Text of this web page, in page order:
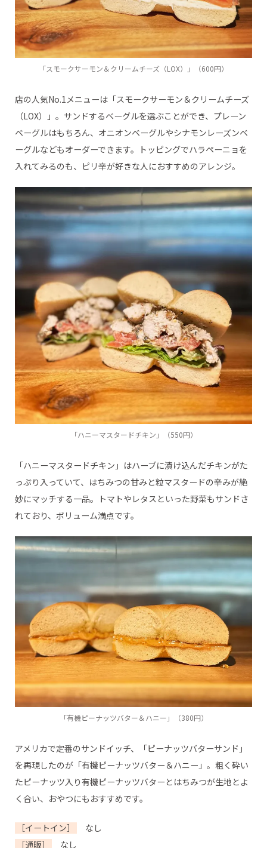
「スモークサーモン＆クリームチーズ（LOX）」（600円）
店の人気No.1メニューは「スモークサーモン＆クリームチーズ
（LOX）」。サンドするベーグルを選ぶことができ、プレーン
ベーグルはもちろん、オニオンベーグルやシナモンレーズンベ
ーグルなどもオーダーできます。トッピングでハラペーニョを
入れてみるのも、ピリ辛が好きな人におすすめのアレンジ。
「ハニーマスタードチキン」（550円）
「ハニーマスタードチキン」はハーブに漬け込んだチキンがた
っぷり入っていて、はちみつの甘みと粒マスタードの辛みが絶
妙にマッチする一品。トマトやレタスといった野菜もサンドさ
れており、ボリューム満点です。
「有機ピーナッツバター＆ハニー」（380円）
アメリカで定番のサンドイッチ、「ピーナッツバターサンド」
を再現したのが「有機ピーナッツバター＆ハニー」。粗く砕い
たピーナッツ入り有機ピーナッツバターとはちみつが生地とよ
く合い、おやつにもおすすめです。
［イートイン］
なし
［通販］
なし